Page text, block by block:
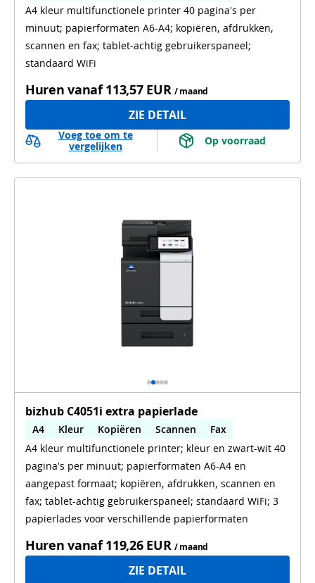
Automatisch dubbelzijdig printen
Automatisch dubbelzijdig scannen
WiFi
A4 kleur multifunctionele printer 40 pagina's per
minuut; papierformaten A6-A4; kopiëren, afdrukken,
scannen en fax; tablet-achtig gebruikerspaneel;
standaard WiFi
Huren vanaf 113,57 EUR / maand
ZIE DETAIL
Voeg toe om te
vergelijken
Op voorraad
bizhub C4051i extra papierlade
A4 Kleur Kopiëren Scannen
Fax
Automatisch dubbelzijdig printen
Automatisch dubbelzijdig scannen
WiFi
A4 kleur multifunctionele printer; kleur en zwart-wit 40
pagina's per minuut; papierformaten A6-A4 en
aangepast formaat; kopiëren, afdrukken, scannen en
fax; tablet-achtig gebruikerspaneel; standaard WiFi; 3
papierlades voor verschillende papierformaten
Huren vanaf 119,26 EUR / maand
ZIE DETAIL